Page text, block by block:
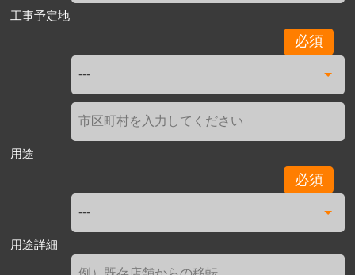
工事予定地
必須
用途
必須
用途詳細